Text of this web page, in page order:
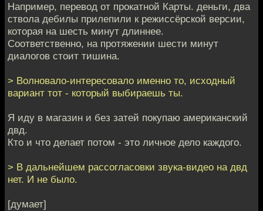
Например, перевод от прокатной Карты. деньги, два
ствола дебилы прилепили к режиссёрской версии,
которая на шесть минут длиннее.
Соответственно, на протяжении шести минут
диалогов стоит тишина.
> Волновало-интересовало именно то, исходный
вариант тот - который выбираешь ты.
Я иду в магазин и без затей покупаю американский
двд.
Кто и что делает потом - это личное дело каждого.
> В дальнейшем рассогласовки звука-видео на двд
нет. И не было.
[думает]